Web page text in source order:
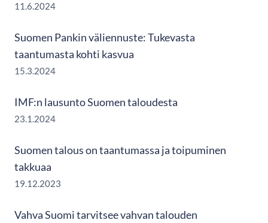
11.6.2024
Suomen Pankin väliennuste: Tukevasta
taantumasta kohti kasvua
15.3.2024
IMF:n lausunto Suomen taloudesta
23.1.2024
Suomen talous on taantumassa ja toipuminen
takkuaa
19.12.2023
Vahva Suomi tarvitsee vahvan talouden